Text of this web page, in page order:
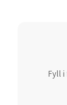
Fyll